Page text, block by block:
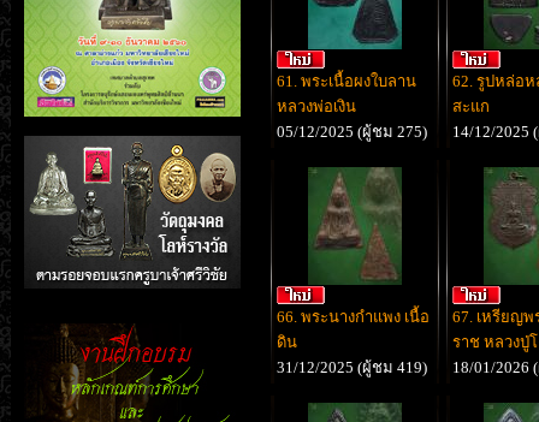
61. พระเนื้อผงใบลาน
หลวงพ่อเงิน
05/12/2025 (ผู้ชม 275)
62. รูปหล่อห
สะแก
14/12/2025
66. พระนางกำแพง เนื้อ
ดิน
31/12/2025 (ผู้ชม 419)
67. เหรียญ
ราช หลวงปู่
18/01/2026